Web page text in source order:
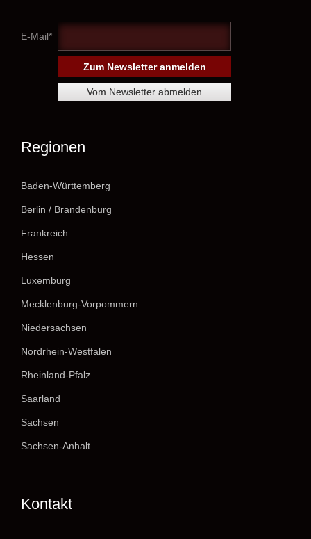
E-Mail*
Regionen
Baden-Württemberg
Berlin / Brandenburg
Frankreich
Hessen
Luxemburg
Mecklenburg-Vorpommern
Niedersachsen
Nordrhein-Westfalen
Rheinland-Pfalz
Saarland
Sachsen
Sachsen-Anhalt
Kontakt